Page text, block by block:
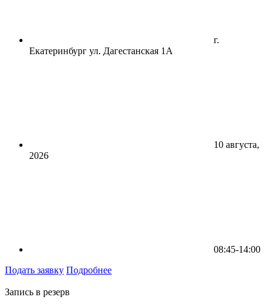
г.
Екатеринбург ул. Дагестанская 1А
10 августа,
2026
08:45-14:00
Подать заявку Подробнее
Запись в резерв